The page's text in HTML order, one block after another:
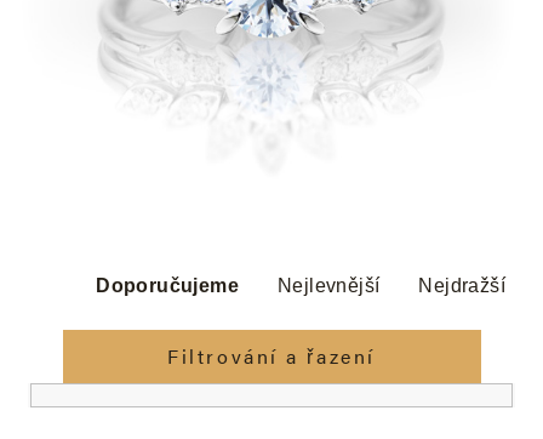
z
n
í
Doporučujeme Nejlevnější Nejdražší
Filtrování a řazení